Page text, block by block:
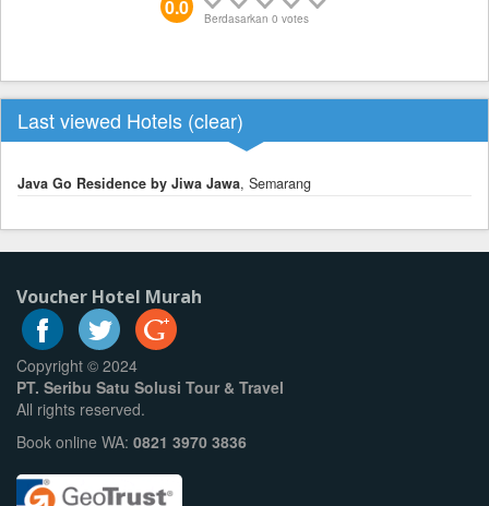
0.0 Berdasarkan 0 votes
Last viewed Hotels (clear)
Java Go Residence by Jiwa Jawa, Semarang
Voucher Hotel Murah
Copyright © 2024
PT. Seribu Satu Solusi Tour & Travel
All rights reserved.
Book online WA: 0821 3970 3836